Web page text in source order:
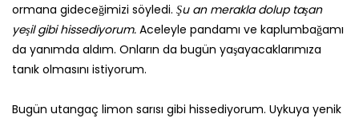
ormana gideceğimizi söyledi. Şu an merakla dolup taşan
yeşil gibi hissediyorum. Aceleyle pandamı ve kaplumbağamı
da yanımda aldım. Onların da bugün yaşayacaklarımıza
tanık olmasını istiyorum.
Bugün utangaç limon sarısı gibi hissediyorum. Uykuya yenik